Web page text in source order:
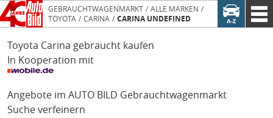
GEBRAUCHTWAGENMARKT
ALLE MARKEN
TOYOTA
CARINA CARINA UNDEFINED
Toyota Carina gebraucht kaufen
In Kooperation mit
Angebote im AUTO BILD Gebrauchtwagenmarkt
Suche verfeinern